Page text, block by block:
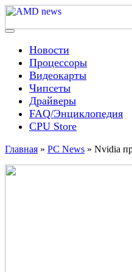
Skip
content
AMD news
Menu
Новости
Процессоры
Видеокарты
Чипсеты
Драйверы
FAQ/Энциклопедия
CPU Store
Главная » PC News » Nvidia